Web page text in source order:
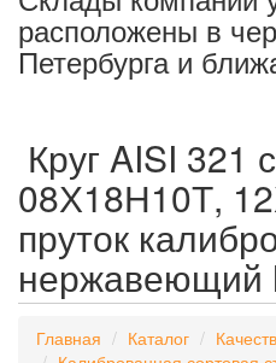
расположены в
Петербурга и
Круг AISI 321
08Х18Н10Т,
пруток
нержавеющий
Главная Каталог